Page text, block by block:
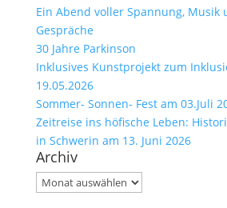
Ein Abend voller Spannung, Musik
Gespräche
30 Jahre Parkinson
Inklusives Kunstprojekt zum
19.05.2026
Sommer- Sonnen- Fest am 03.Juli
Zeitreise ins höfische Leben:
in Schwerin am 13. Juni 2026
Archiv
Archiv